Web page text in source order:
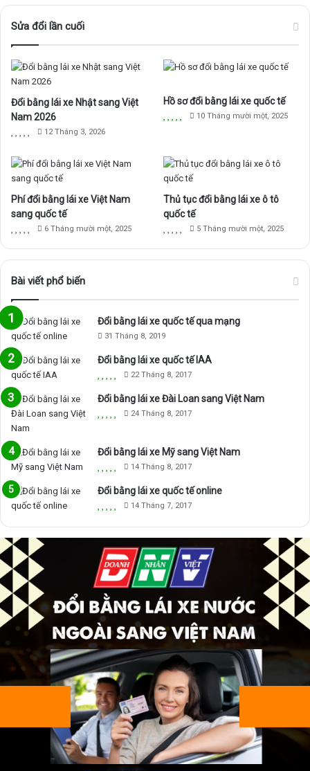
e
o
k
T
b
t
g
a
Sửa đổi lần cuối
Đổi bằng lái xe Nhật sang Việt
Nam 2026
12 Tháng 3, 2026
Hồ sơ đổi bằng lái xe quốc tế
10 Tháng mười một, 2025
Phí đổi bằng lái xe Việt Nam
sang quốc tế
6 Tháng mười một, 2025
Thủ tục đổi bằng lái xe ô tô
quốc tế
5 Tháng mười một, 2025
Bài viết phổ biến
Đổi bằng lái xe quốc tế qua mạng
31 Tháng 8, 2019
Đổi bằng lái xe quốc tế IAA
22 Tháng 8, 2017
Đổi bằng lái xe Đài Loan sang Việt Nam
24 Tháng 8, 2017
Đổi bằng lái xe Mỹ sang Việt Nam
14 Tháng 8, 2017
Đổi bằng lái xe quốc tế online
14 Tháng 7, 2017